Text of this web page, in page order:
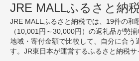
JRE MALLふるさと納
JRE MALLふるさと納税では、19件の
（10,001円～30,000円）の返礼品が勢
地域・寄付金額で比較して、自分に合う
す。JR東日本が運営するふるさと納税サ